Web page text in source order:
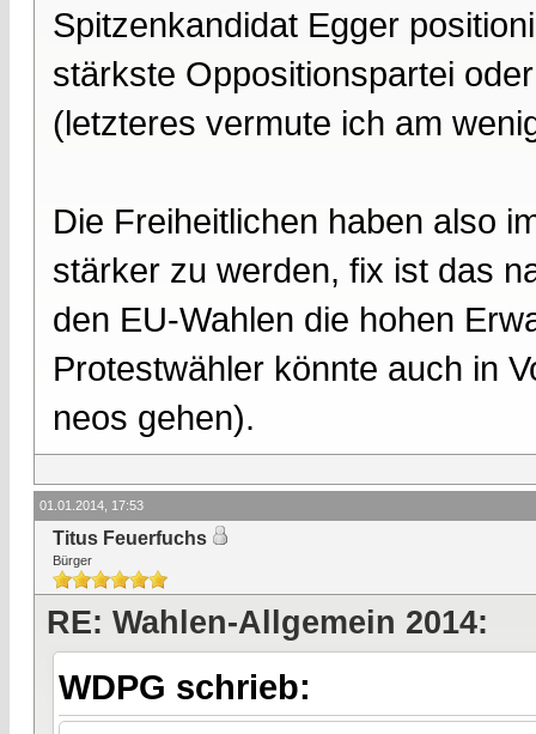
Spitzenkandidat Egger
stärkste Oppositionspartei
(letzteres vermute ich am
Die Freiheitlichen haben also
stärker zu werden, fix ist das
den EU-Wahlen die hohen
Protestwähler könnte auch in
neos gehen).
01.01.2014, 17:53
Titus Feuerfuchs
Bürger
RE: Wahlen-Allgemein 2014:
WDPG schrieb: